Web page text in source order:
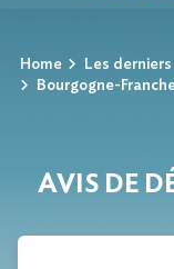
Home
Les
Bourgogne-
AVIS DE